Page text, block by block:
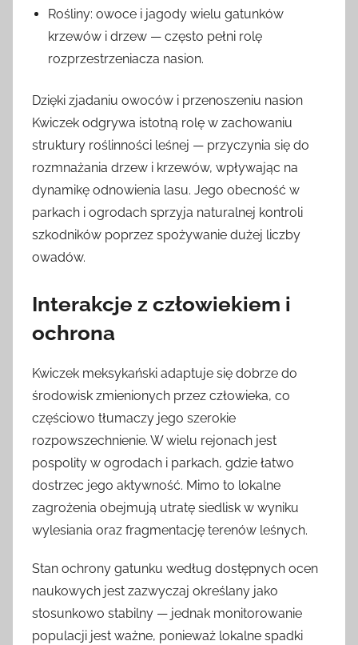
Rośliny: owoce i jagody wielu gatunków
krzewów i drzew — często pełni rolę
rozprzestrzeniacza nasion.
Dzięki zjadaniu owoców i przenoszeniu nasion
Kwiczek odgrywa istotną rolę w zachowaniu
struktury roślinności leśnej — przyczynia się do
rozmnażania drzew i krzewów, wpływając na
dynamikę odnowienia lasu. Jego obecność w
parkach i ogrodach sprzyja naturalnej kontroli
szkodników poprzez spożywanie dużej liczby
owadów.
Interakcje z człowiekiem i
ochrona
Kwiczek meksykański adaptuje się dobrze do
środowisk zmienionych przez człowieka, co
częściowo tłumaczy jego szerokie
rozpowszechnienie. W wielu rejonach jest
pospolity w ogrodach i parkach, gdzie łatwo
dostrzec jego aktywność. Mimo to lokalne
zagrożenia obejmują utratę siedlisk w wyniku
wylesiania oraz fragmentację terenów leśnych.
Stan ochrony gatunku według dostępnych ocen
naukowych jest zazwyczaj określany jako
stosunkowo stabilny — jednak monitorowanie
populacji jest ważne, ponieważ lokalne spadki